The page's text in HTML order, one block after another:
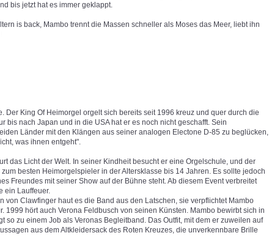
bis jetzt hat es immer geklappt.
is back, Mambo trennt die Massen schneller als Moses das Meer, liebt ihn
Der King Of Heimorgel orgelt sich bereits seit 1996 kreuz und quer durch die
bis nach Japan und in die USA hat er es noch nicht geschafft. Sein
Länder mit den Klängen aus seiner analogen Electone D-85 zu beglücken,
was ihnen entgeht".
das Licht der Welt. In seiner Kindheit besucht er eine Orgelschule, und der
besten Heimorgelspieler in der Altersklasse bis 14 Jahren. Es sollte jedoch
Freundes mit seiner Show auf der Bühne steht. Ab diesem Event verbreitet
ein Lauffeuer.
von Clawfinger haut es die Band aus den Latschen, sie verpflichtet Mambo
1999 hört auch Verona Feldbusch von seinen Künsten. Mambo bewirbt sich in
so zu einem Job als Veronas Begleitband. Das Outfit, mit dem er zuweilen auf
aus dem Altkleidersack des Roten Kreuzes, die unverkennbare Brille